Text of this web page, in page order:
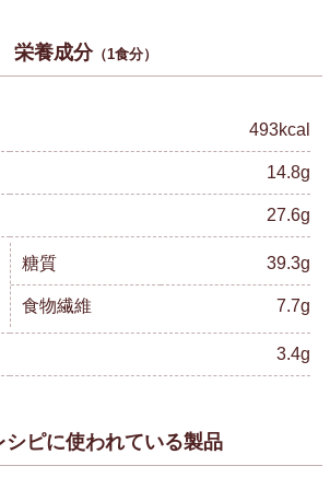
栄養成分（1食分）
493kcal
14.8g
27.6g
糖質 39.3g
食物繊維 7.7g
3.4g
シピに使われている製品